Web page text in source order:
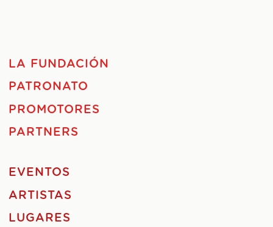
LA FUNDACIÓN
PATRONATO
PROMOTORES
PARTNERS
EVENTOS
ARTISTAS
LUGARES